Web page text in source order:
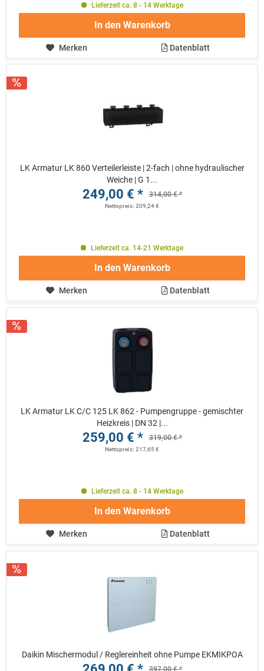
Lieferzeit ca. 8 - 14 Werktage
In den Warenkorb
Merken Datenblatt
LK Armatur LK 860 Verteilerleiste | 2-fach | ohne hydraulischer
Weiche | G 1...
249,00 € * 314,00 € *
Nettopreis: 209,24 €
Lieferzeit ca. 14-21 Werktage
In den Warenkorb
Merken Datenblatt
LK Armatur LK C/C 125 LK 862 - Pumpengruppe - gemischter
Heizkreis | DN 32 |...
259,00 € * 319,00 € *
Nettopreis: 217,65 €
Lieferzeit ca. 8 - 14 Werktage
In den Warenkorb
Merken Datenblatt
Daikin Mischermodul / Reglereinheit ohne Pumpe EKMIKPOA
397,00 € *